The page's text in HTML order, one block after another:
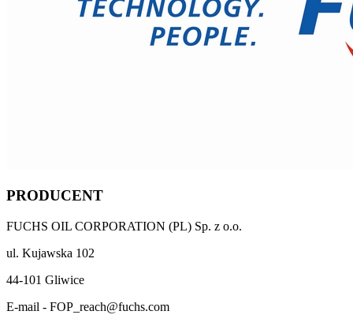
PRODUCENT
FUCHS OIL CORPORATION (PL) Sp. z o.o.
ul. Kujawska 102
44-101 Gliwice
E-mail - FOP_reach@fuchs.com